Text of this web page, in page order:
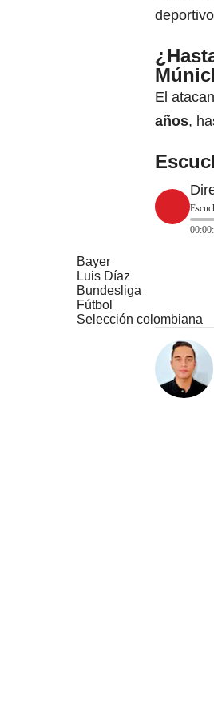
El
años,
Bayer
Luis Díaz
Bundesliga
Fútbol
Selección colombiana